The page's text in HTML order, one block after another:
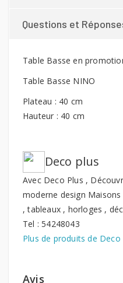
Questions et
Table Basse en
Table Basse NINO
Plateau : 40 cm
Hauteur : 40 cm
Deco plus
Avec Deco Plus ,
moderne design
, tableaux , horloges ,
Tel : 54248043
Plus de produits de Deco
Avis